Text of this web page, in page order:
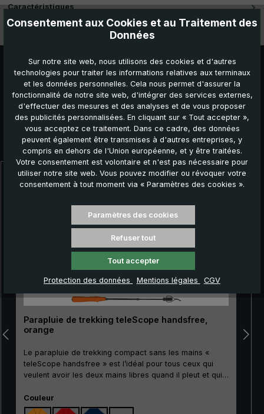
Caractéristiques
Ignorer la galerie de produits
Autres produits que vous pourriez aimer :
Parapluie de trekking teleScope handsfree,
orange
Le parapluie de trekking compact sans les mains «
teleScope handsfree » est l’idéal pour tous ceux qui
veulent avoir les deux mains libres quand il pleut et qui
dimensions : Pour les randonneurs avec des bâtons de
trekking, ainsi que pour les forestiers, les jardiniers, ou
Sélectionnez
Couleur
Consentement aux Cookies et au Traitement des
Données
Sur notre site web, nous utilisons des cookies et d'autres
technologies pour traiter les informations relatives aux terminaux
et les données personnelles. Cela nous permet d'assurer la
fonctionnalité de notre site web, d'intégrer des services externes,
d'effectuer des mesures et des analyses et de vous proposer
des publicités personnalisées. En cliquant sur « Tout accepter »,
vous acceptez ce traitement. Dans ce cadre, des données
peuvent également être transmises à d'autres entreprises, y
compris en dehors de l'Union européenne, et y être traitées.
Votre consentement est volontaire et n'est pas nécessaire pour
utiliser notre site web. Vous pouvez modifier ou révoquer votre
consentement à tout moment via « Paramètres des cookies ».
Paramètres des cookies
Refuser tout
Tout accepter
Protection des données Mentions légales CGV